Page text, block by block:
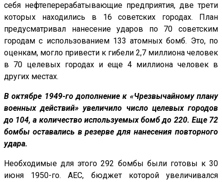
себя нефтеперерабатывающие предприятия, две трети
которых находились в 16 советских городах. План
предусматривал нанесение ударов по 70 советским
городам с использованием 133 атомных бомб. Это, по
оценкам, могло привести к гибели 2,7 миллиона человек
в 70 целевых городах и еще 4 миллиона человек в
других местах.
В октябре 1949-го дополнение к «Чрезвычайному плану
военных действий» увеличило число целевых городов
до 104, а количество используемых бомб до 220. Еще 72
бомбы оставались в резерве для нанесения повторного
удара.
Необходимые для этого 292 бомбы были готовы к 30
июня 1950-го. AEC, бюджет которой увеличивался